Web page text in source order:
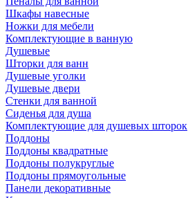
Шкафы навесные
Ножки для мебели
Комплектующие в ванную
Душевые
Шторки для ванн
Душевые уголки
Душевые двери
Стенки для ванной
Сиденья для душа
Комплектующие для душевых шторок
Поддоны
Поддоны квадратные
Поддоны полукруглые
Поддоны прямоугольные
Панели декоративные